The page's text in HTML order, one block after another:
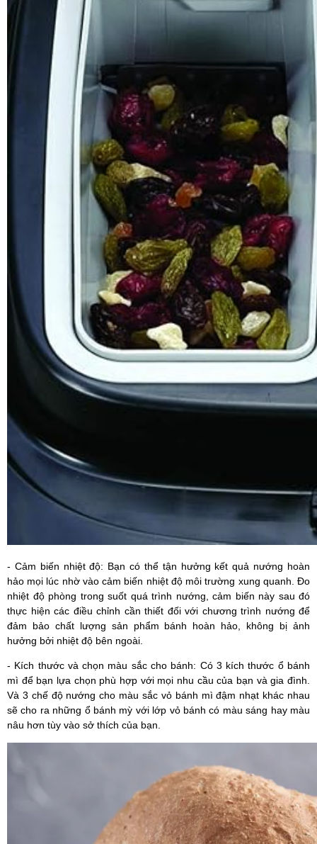
- Cảm biến nhiệt độ: Bạn có thể tận hưởng kết quả nướng hoàn
hảo mọi lúc nhờ vào cảm biến nhiệt độ môi trường xung quanh. Đo
nhiệt độ phòng trong suốt quá trình nướng, cảm biến này sau đó
thực hiện các điều chỉnh cần thiết đối với chương trình nướng để
đảm bảo chất lượng sản phẩm bánh hoàn hảo, không bị ảnh
hưởng bởi nhiệt độ bên ngoài.
- Kích thước và chọn màu sắc cho bánh: Có 3 kích thước ổ bánh
mì để bạn lựa chọn phù hợp với mọi nhu cầu của bạn và gia đình.
Và 3 chế độ nướng cho màu sắc vỏ bánh mì đậm nhạt khác nhau
sẽ cho ra những ổ bánh mỳ với lớp vỏ bánh có màu sáng hay màu
nâu hơn tùy vào sở thích của bạn.